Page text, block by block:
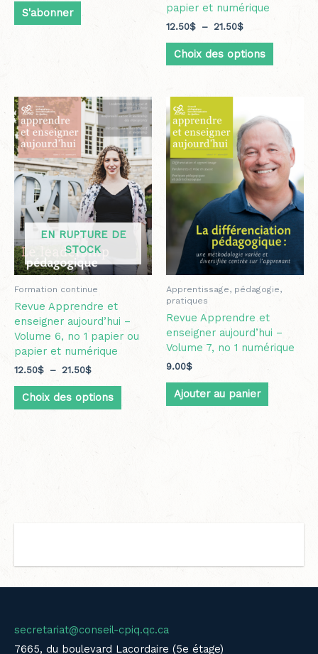
S'abonner
papier et numérique
12.50$ – 21.50$
Choix des options
EN RUPTURE DE
STOCK
Formation continue
Revue Apprendre et
enseigner aujourd’hui –
Volume 6, no 1 papier ou
papier et numérique
12.50$ – 21.50$
Plage
de
prix :
12.50$
à
21.50$
Choix des options
Ce
produit
a
plusieurs
variations.
Les
options
peuvent
être
choisies
la
Apprentissage, pédagogie,
pratiques
Revue Apprendre et
enseigner aujourd’hui –
Volume 7, no 1 numérique
9.00$
Ajouter au panier
secretariat@conseil-cpiq.qc.ca
7665, du boulevard Lacordaire (5e étage)